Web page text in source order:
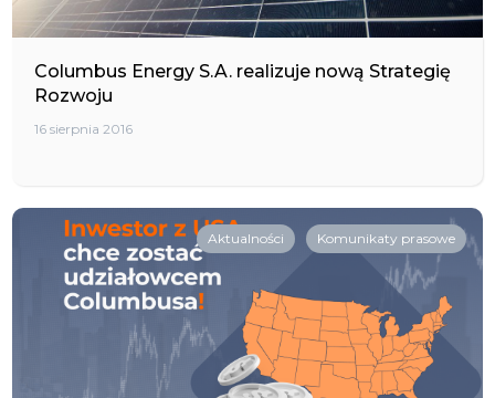
Columbus Energy S.A. realizuje nową Strategię
Rozwoju
16 sierpnia 2016
Aktualności Komunikaty prasowe